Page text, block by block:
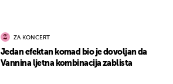
ZA KONCERT
Jedan efektan komad bio je dovoljan da
Vannina ljetna kombinacija zablista